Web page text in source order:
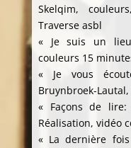
Skelqim,
Traverse asbl
« Je suis un
couleurs 15
« Je vous
Bruynbroek-
« Façons de lire:
Réalisation, vidéo
« La dernière